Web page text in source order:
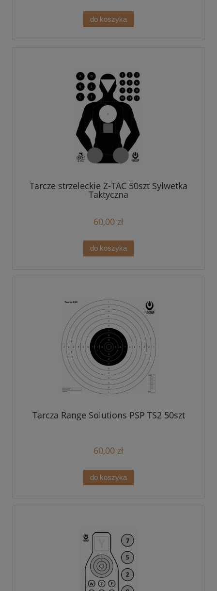
do koszyka
Tarcze strzeleckie Z-TAC 50szt Sylwetka
Taktyczna
60,00 zł
do koszyka
Tarcza Range Solutions PSP TS2 50szt
60,00 zł
do koszyka